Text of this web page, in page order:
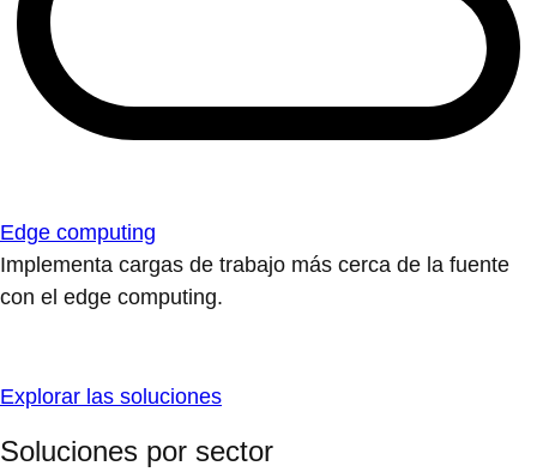
Edge computing
Implementa cargas de trabajo más cerca de la fuente
con el edge computing.
Explorar las soluciones
Soluciones por sector